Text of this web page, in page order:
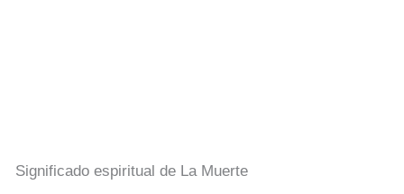
Significado espiritual de La Muerte